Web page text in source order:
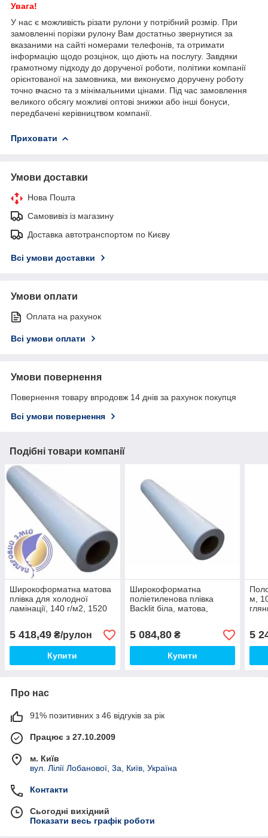
Увага!
У нас є можливість різати рулони у потрібний розмір. При
замовленні порізки рулону Вам достатньо звернутися за
вказаними на сайті номерами телефонів, та отримати
інформацію щодо розцінок, що діють на послугу. Завдяки
грамотному підходу до дорученої роботи, політики компанії
орієнтованої на замовника, ми виконуємо доручену роботу
точно вчасно та з мінімальними цінами. Під час замовлення
великого обсягу можливі оптові знижки або інші бонуси,
передбачені керівництвом компанії.
Приховати
Умови доставки
Нова Пошта
Самовивіз із магазину
Доставка автотранспортом по Києву
Всі умови доставки
Умови оплати
Оплата на рахунок
Всі умови оплати
Умови повернення
Повернення товару впродовж 14 днів за рахунок покупця
Всі умови повернення
Подібні товари компанії
Широкоформатна матова
плівка для холодної
ламінації, 140 г/м2, 1520
5 418,49 ₴/рулон
Купити
Широкоформатна
поліетиленова плівка
Backlit біла, матова,
5 084,80₴
Купити
м,
5
Про нас
91% позитивних з 46 відгуків за рік
Працює з 27.10.2009
м. Київ
вул. Лілії Лобанової, 3а, Київ, Україна
Контакти
Сьогодні вихідний
Показати весь графік роботи